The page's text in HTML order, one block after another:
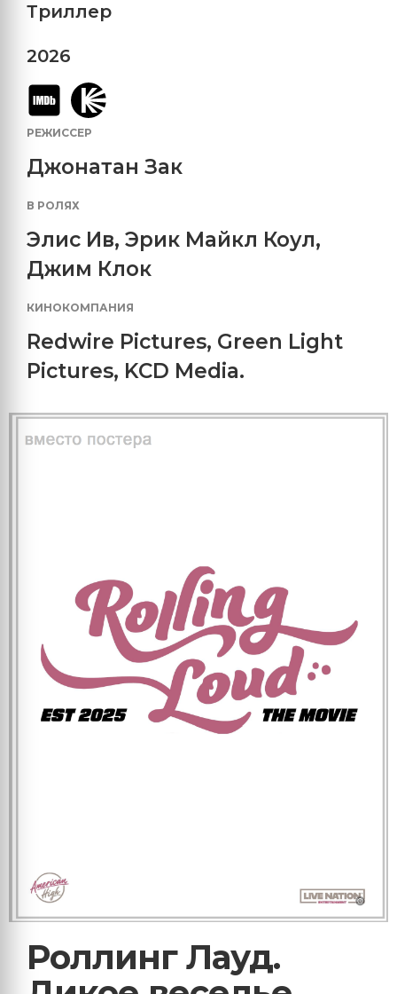
Триллер
2026
РЕЖИССЕР
Джонатан Зак
В РОЛЯХ
Элис Ив, Эрик Майкл Коул,
Джим Клок
КИНОКОМПАНИЯ
Redwire Pictures, Green Light
Pictures, KCD Media.
Роллинг Лауд.